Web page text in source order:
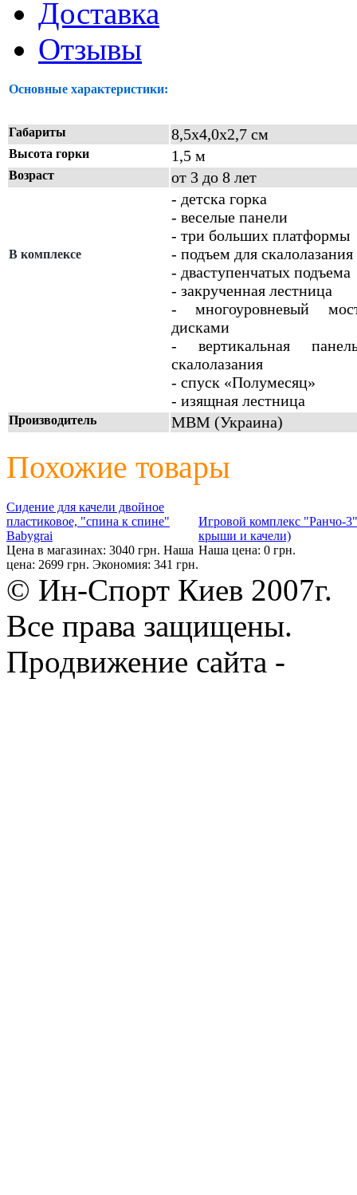
Доставка
Отзывы
Основные характеристики:
Габариты 8,5х4,0х2,7 см
Высота горки 1,5 м
Возраст от 3 до 8 лет
В комплексе
- детска горка
- веселые панели
- три больших платформы
- подъем для скалолазания
- дваступенчатых подъема
- закрученная лестница
- многоуровневый
дисками
- вертикальная
скалолазания
- спуск «Полумесяц»
- изящная лестница
Производитель МВМ (Украина)
Похожие товары
Сидение для качели двойное
пластиковое, "спина к спине"
Babygrai
Цена в магазинах: 3040 грн. Наша
цена: 2699 грн. Экономия: 341 грн.
Игровой комплекс "Ранчо-
крыши и качели)
Наша цена: 0 грн.
© Ин-Спорт Киев 2007г.
Все права защищены.
Продвижение сайта -